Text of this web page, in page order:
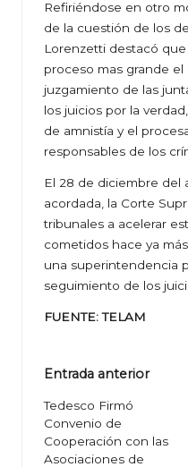
Refiriéndose en otro
de la cuestión de los
Lorenzetti destacó
proceso mas grande
juzgamiento de las
los juicios por la
de amnistía y el
responsables de los
El 28 de diciembre del
acordada, la Corte
tribunales a acelerar
cometidos hace ya
una superintendencia
seguimiento de los
FUENTE: TELAM
Navegación
de
entradas
Entrada anterior
Tedesco Firmó
Convenio de
Cooperación con las
Asociaciones de